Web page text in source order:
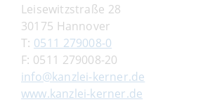
Leisewitzstraße 28
30175 Hannover
T: 0511 279008-0
F: 0511 279008-20
info@kanzlei-kerner.de
www.kanzlei-kerner.de